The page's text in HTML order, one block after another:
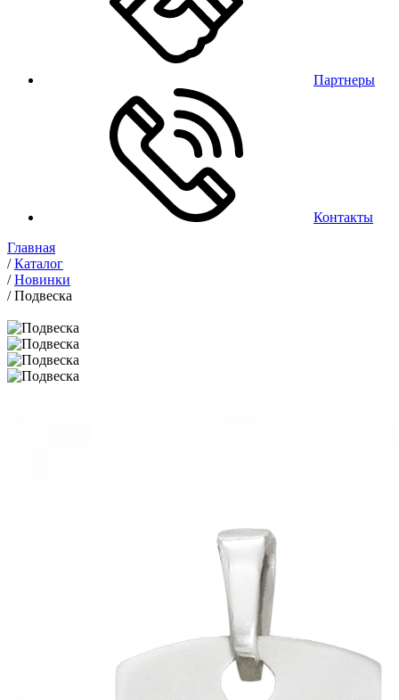
Партнеры
Контакты
Главная
/Каталог
/Новинки
/Подвеска